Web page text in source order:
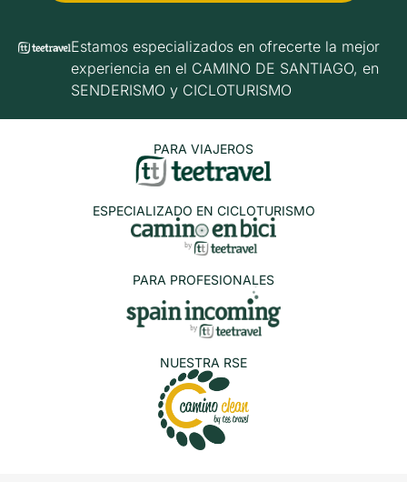
Estamos especializados en ofrecerte la mejor
experiencia en el CAMINO DE SANTIAGO, en
SENDERISMO y CICLOTURISMO
PARA VIAJEROS
ESPECIALIZADO EN CICLOTURISMO
PARA PROFESIONALES
NUESTRA RSE